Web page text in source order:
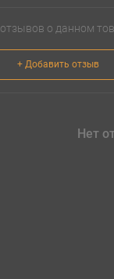
о данном
+ Добавить отзыв
Нет